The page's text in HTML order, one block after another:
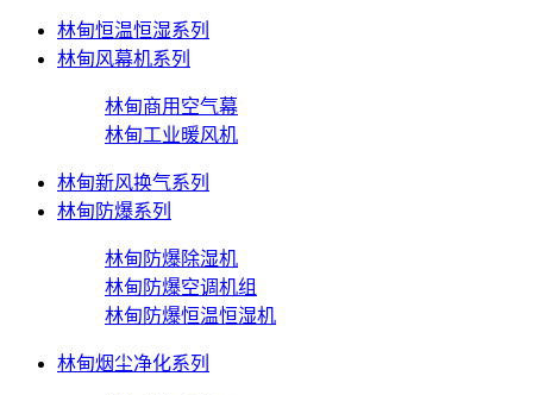
林甸恒温恒湿系列
林甸风幕机系列
林甸商用空气幕
林甸工业暖风机
林甸新风换气系列
林甸防爆系列
林甸防爆除湿机
林甸防爆空调机组
林甸防爆恒温恒湿机
林甸烟尘净化系列